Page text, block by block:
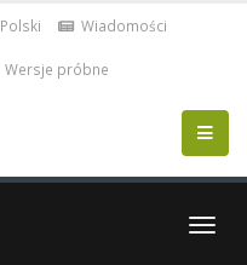
Polski Wiadomości
Wersje próbne